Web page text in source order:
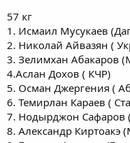
57 кг
1. Исмаил Мусукаев
2. Николай Айвазян (
3. Зелимхан Абакаров
4.Аслан Дохов ( КЧР)
5. Осман Джергения (
6. Темирлан Караев (
7. Нодырджон Сафаров
8. Александр Киртоакэ